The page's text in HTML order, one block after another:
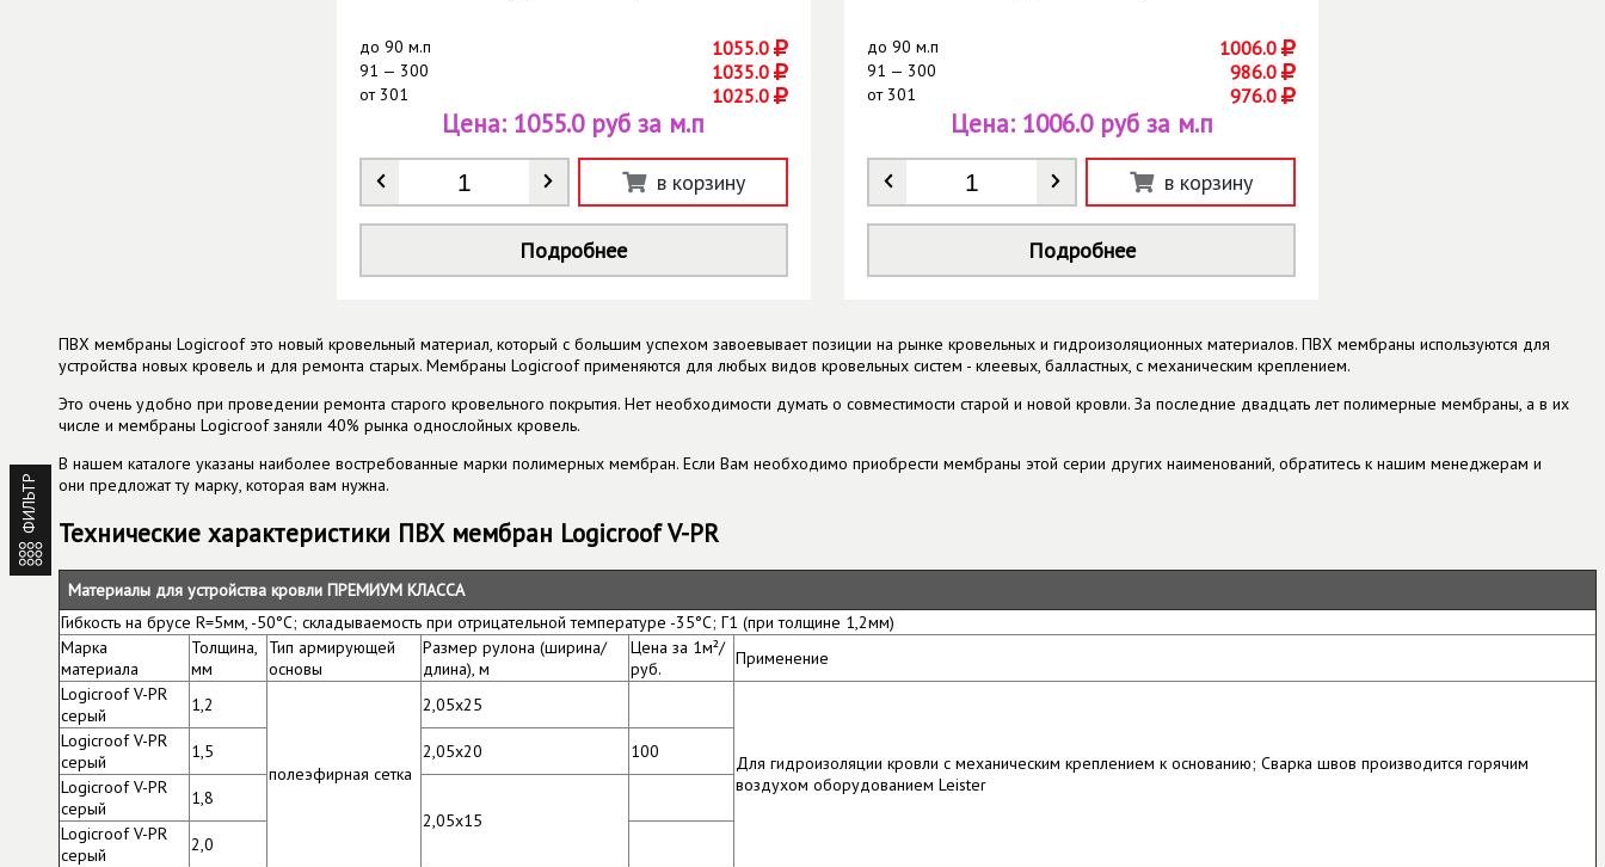
ФИЛЬТР
до 90 м.п 1055.0
91 — 300 1035.0
от301 1025.0
Количество *
Цена: 1055.0 руб за м.п
в корзину
Подробнее
до 90 м.п 1006.0
91 — 300 986.0
от301 976.0
Количество *
Цена: 1006.0 руб за м.п
в корзину
Подробнее
ПВХ мембраны Logicroof это новый кровельный материал, который с большим успехом завоевывает позиции на рынке кровельных и гидроизоляционных материалов. ПВХ мембраны используются для
устройства новых кровель и для ремонта старых. Мембраны Logicroof применяются для любых видов кровельных систем - клeевых, балластных, с механическим креплением.
Это очень удобно при проведении ремонта старого кровельного покрытия. Нет необходимости думать о совместимости старой и новой кровли. За последние двадцать лет полимерные мембраны, а в их
числе и мембраны Logicroof заняли 40% рынка однослойных кровель.
В нашем каталоге указаны наиболее востребованные марки полимерных мембран. Если Вам необходимо приобрести мембраны этой серии других наименований, обратитесь к нашим менеджерам и
они предложат ту марку, которая вам нужна.
Технические характеристики ПВХ мембран Logicroof V-PR
Материалы для устройства кровли ПРЕМИУМ КЛАССА
Гибкость на брусе R=5мм, -50°C; складываемость при отрицательной температуре -35°С; Г1 (при толщине 1,2мм)
Марка
материала
Толщина,
мм
Тип армирующей
основы
Размер рулона (ширина/
длина), м
Цена за 1м²/
руб.
Применение
Logicroof V-PR
серый
1,2
полеэфирная сетка
2,05х25
Для гидроизоляции кровли с механическим креплением к основанию; Сварка швов производится горячим
воздухом оборудованием Leister
Logicroof V-PR
серый
1,5 2,05х20
100
Logicroof V-PR
серый
1,8
2,05х15
Logicroof V-PR
серый
2,0